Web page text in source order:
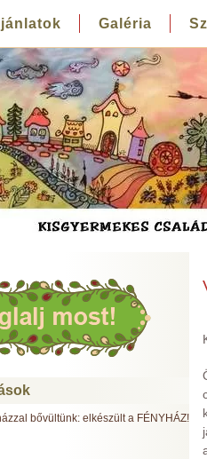
Galéria
bővültünk: elkészült a FÉNYHÁZ!